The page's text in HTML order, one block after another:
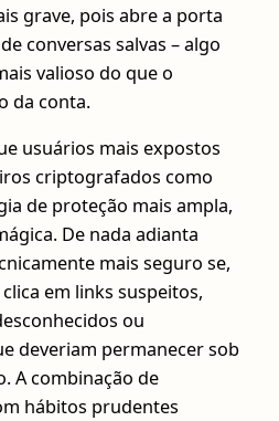
grave, pois abre a porta
conversas salvas – algo
valioso do que o
da conta.
usuários mais expostos
criptografados como
de proteção mais ampla,
De nada adianta
mais seguro se,
em links suspeitos,
ou
deveriam permanecer sob
A combinação de
hábitos prudentes